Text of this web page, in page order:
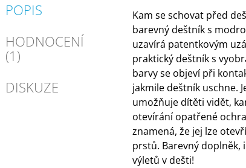
POPIS
HODNOCENÍ
(1)
DISKUZE
Kam se schovat před
barevný deštník s
uzavírá patentkovým
praktický deštník s
barvy se objeví při
jakmile deštník uschne.
umožňuje dítěti vidět,
otevírání opatřené
znamená, že jej lze
prstů. Barevný
výletů v dešti!